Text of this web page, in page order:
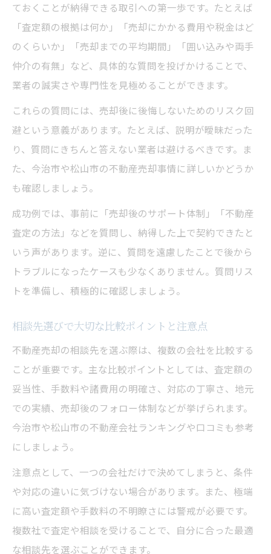
ておくことが納得できる取引への第一歩です。たとえば
「査定額の根拠は何か」「売却にかかる費用や税金はど
のくらいか」「売却までの平均期間」「囲い込みや両手
仲介の有無」など、具体的な質問を投げかけることで、
業者の誠実さや専門性を見極めることができます。
これらの質問には、売却後に後悔しないためのリスク回
避という意義があります。たとえば、説明が曖昧だった
り、質問にきちんと答えない業者は避けるべきです。ま
た、今治市や松山市の不動産売却事情に詳しいかどうか
も確認しましょう。
成功例では、事前に「売却後のサポート体制」「不動産
査定の方法」などを質問し、納得した上で契約できたと
いう声があります。逆に、質問を遠慮したことで後から
トラブルになったケースも少なくありません。質問リス
トを準備し、積極的に確認しましょう。
相談先選びで大切な比較ポイントと注意点
不動産売却の相談先を選ぶ際は、複数の会社を比較する
ことが重要です。主な比較ポイントとしては、査定額の
妥当性、手数料や諸費用の明確さ、対応の丁寧さ、地元
での実績、売却後のフォロー体制などが挙げられます。
今治市や松山市の不動産会社ランキングや口コミも参考
にしましょう。
注意点として、一つの会社だけで決めてしまうと、条件
や対応の違いに気づけない場合があります。また、極端
に高い査定額や手数料の不明瞭さには警戒が必要です。
複数社で査定や相談を受けることで、自分に合った最適
な相談先を選ぶことができます。